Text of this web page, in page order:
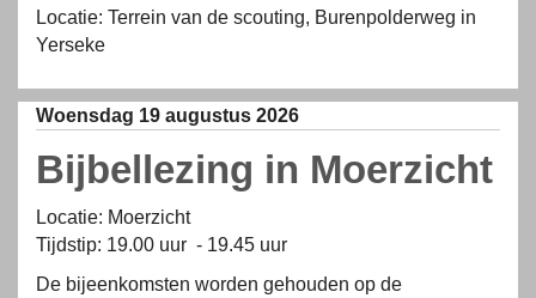
Locatie: Terrein van de scouting, Burenpolderweg in
Yerseke
Woensdag 19 augustus 2026
Bijbellezing in Moerzicht
Locatie: Moerzicht
Tijdstip: 19.00 uur - 19.45 uur
De bijeenkomsten worden gehouden op de